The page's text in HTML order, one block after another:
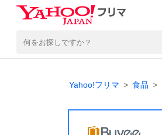
Yahoo!フリマ 食品